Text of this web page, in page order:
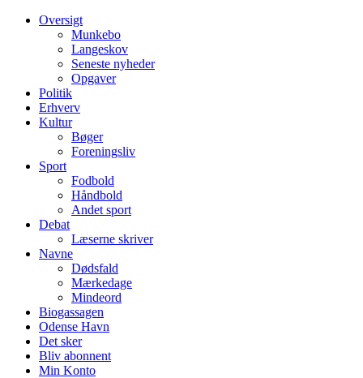
Oversigt
Munkebo
Langeskov
Seneste nyheder
Opgaver
Politik
Erhverv
Kultur
Bøger
Foreningsliv
Sport
Fodbold
Håndbold
Andet sport
Debat
Læserne skriver
Navne
Dødsfald
Mærkedage
Mindeord
Biogassagen
Odense Havn
Det sker
Bliv abonnent
Min Konto